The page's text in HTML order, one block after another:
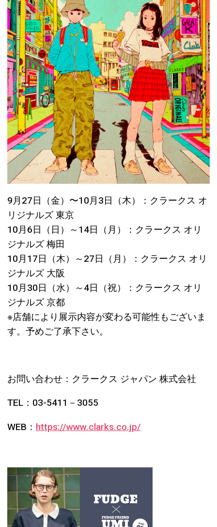
9月27日（金）〜10月3日（木）：クラークス オ
リジナルズ 東京
10月6日（日）～14日（月）：クラークス オリ
ジナルズ 梅田
10月17日（木）～27日（月）：クラークス オリ
ジナルズ 大阪
10月30日（水）～4日（祝）：クラークス オリ
ジナルズ 京都
※店舗により展示内容が変わる可能性もございま
す。予めご了承下さい。
お問い合わせ：クラークス ジャパン 株式会社
TEL：03-5411－3055
WEB： https://www.clarks.co.jp/